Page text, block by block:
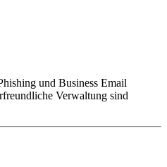
und Business Email
Verwaltung sind